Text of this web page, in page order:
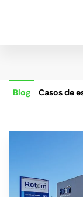
Blog Casos de